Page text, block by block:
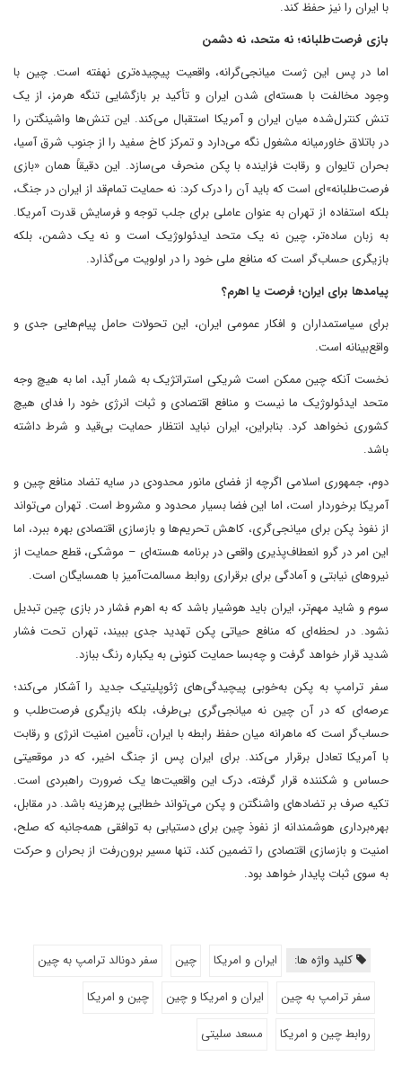
با ایران را نیز حفظ کند.
بازی فرصت‌طلبانه؛ نه متحد، نه دشمن
اما در پس این ژست میانجی‌گرانه، واقعیت پیچیده‌تری نهفته است. چین با
وجود مخالفت با هسته‌ای شدن ایران و تأکید بر بازگشایی تنگه هرمز، از یک
تنش کنترل‌شده میان ایران و آمریکا استقبال می‌کند. این تنش‌ها واشینگتن را
در باتلاق خاورمیانه مشغول نگه می‌دارد و تمرکز کاخ سفید را از جنوب شرق آسیا،
بحران تایوان و رقابت فزاینده با پکن منحرف می‌سازد. این دقیقاً همان «بازی
فرصت‌طلبانه»‌ای است که باید آن را درک کرد: نه حمایت تمام‌قد از ایران در جنگ،
بلکه استفاده از تهران به عنوان عاملی برای جلب توجه و فرسایش قدرت آمریکا.
به زبان ساده‌تر، چین نه یک متحد ایدئولوژیک است و نه یک دشمن، بلکه
بازیگری حساب‌گر است که منافع ملی خود را در اولویت می‌گذارد.
پیامدها برای ایران؛ فرصت یا اهرم؟
برای سیاستمداران و افکار عمومی ایران، این تحولات حامل پیام‌هایی جدی و
واقع‌بینانه است.
نخست آنکه چین ممکن است شریکی استراتژیک به شمار آید، اما به هیچ وجه
متحد ایدئولوژیک ما نیست و منافع اقتصادی و ثبات انرژی خود را فدای هیچ
کشوری نخواهد کرد. بنابراین، ایران نباید انتظار حمایت بی‌قید و شرط داشته
باشد.
دوم، جمهوری اسلامی اگرچه از فضای مانور محدودی در سایه تضاد منافع چین و
آمریکا برخوردار است، اما این فضا بسیار محدود و مشروط است. تهران می‌تواند
از نفوذ پکن برای میانجی‌گری، کاهش تحریم‌ها و بازسازی اقتصادی بهره ببرد، اما
این امر در گرو انعطاف‌پذیری واقعی در برنامه هسته‌ای – موشکی، قطع حمایت از
نیروهای نیابتی و آمادگی برای برقراری روابط مسالمت‌آمیز با همسایگان است.
سوم و شاید مهم‌تر، ایران باید هوشیار باشد که به اهرم فشار در بازی چین تبدیل
نشود. در لحظه‌ای که منافع حیاتی پکن تهدید جدی ببیند، تهران تحت فشار
شدید قرار خواهد گرفت و چه‌بسا حمایت کنونی به یکباره رنگ ببازد.
سفر ترامپ به پکن به‌خوبی پیچیدگی‌های ژئوپلیتیک جدید را آشکار می‌کند؛
عرصه‌ای که در آن چین نه میانجی‌گری بی‌طرف، بلکه بازیگری فرصت‌طلب و
حساب‌گر است که ماهرانه میان حفظ رابطه با ایران، تأمین امنیت انرژی و رقابت
با آمریکا تعادل برقرار می‌کند. برای ایران پس از جنگ اخیر، که در موقعیتی
حساس و شکننده قرار گرفته، درک این واقعیت‌ها یک ضرورت راهبردی است.
تکیه صرف بر تضادهای واشنگتن و پکن می‌تواند خطایی پرهزینه باشد. در مقابل،
بهره‌برداری هوشمندانه از نفوذ چین برای دستیابی به توافقی همه‌جانبه که صلح،
امنیت و بازسازی اقتصادی را تضمین کند، تنها مسیر برون‌رفت از بحران و حرکت
به سوی ثبات پایدار خواهد بود.
کلید واژه ها: ایران و امریکا چین
سفر دونالد ترامپ به چین
سفر ترامپ به چین
ایران و امریکا و چین
چین و امریکا
روابط چین و امریکا
مسعد سلیتی